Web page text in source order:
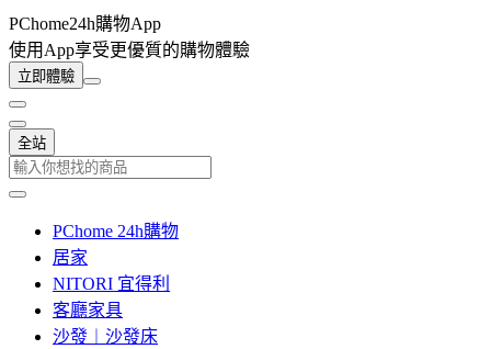
PChome24h購物App
使用App享受更優質的購物體驗
立即體驗
全站
PChome 24h購物
居家
NITORI 宜得利
客廳家具
沙發︱沙發床